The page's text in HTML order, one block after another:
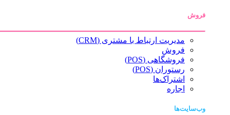
فروش
مدیریت ارتباط با مشتری (CRM)
فروش
فروشگاهی (POS)
رستوران (POS)
اشتراک‌ها
اجاره
وب‌سایت‌ها